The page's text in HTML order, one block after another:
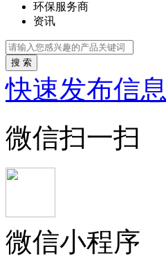
环保服务商
资讯
搜 索
快速发布信息
微信扫一扫
微信小程序